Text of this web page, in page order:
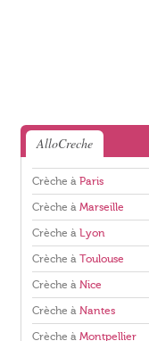
AlloCreche
Crèche à Paris
Crèche à Marseille
Crèche à Lyon
Crèche à Toulouse
Crèche à Nice
Crèche à Nantes
Crèche à Montpellier